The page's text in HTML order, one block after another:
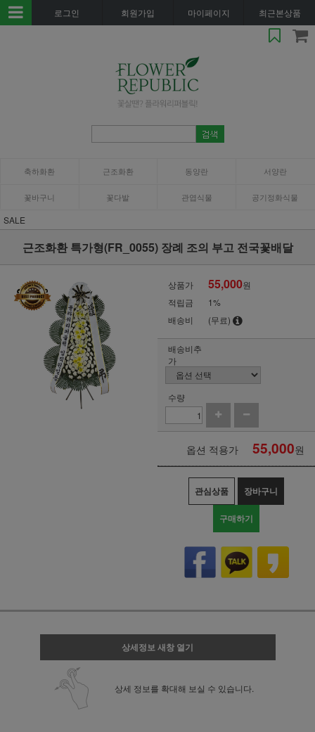
로그인 회원가입 마이페이지 최근본상품
축하화환 근조화환 동양란 서양란
꽃바구니 꽃다발 관엽식물 공기정화식물
SALE
근조화환 특가형(FR_0055) 장례 조의 부고 전국꽃배달
상품가 55,000원
적립금
1%
배송비
(무료)
배송비추
가
수량
옵션 적용가 55,000원
관심상품 장바구니
구매하기
상세정보 새창 열기
상세 정보를 확대해 보실 수 있습니다.